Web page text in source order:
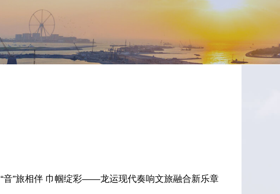
“音”旅相伴 巾帼绽彩——龙运现代奏响文旅融合新乐章